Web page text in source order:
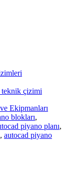
teknik çizimi
Ekipmanları
blokları,
piyano planı,
, autocad piyano